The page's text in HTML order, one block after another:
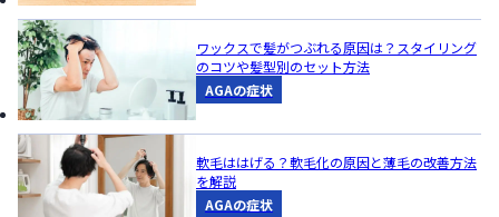
ワックスで髪がつぶれる原因は？スタイリング
のコツや髪型別のセット方法
AGAの症状
軟毛ははげる？軟毛化の原因と薄毛の改善方法
を解説
AGAの症状